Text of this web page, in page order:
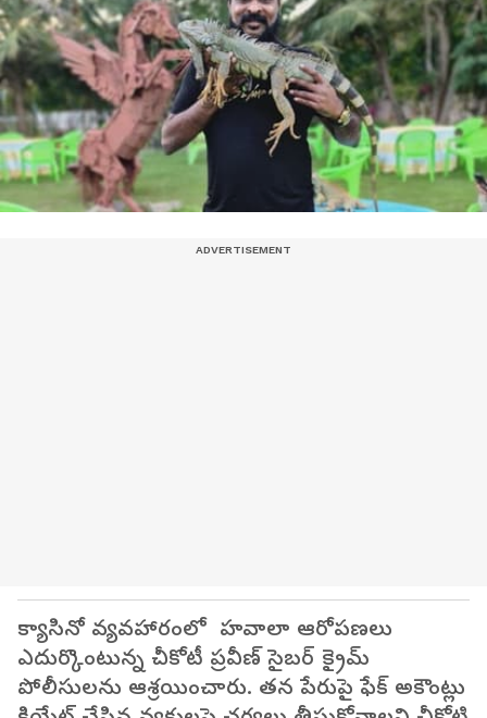
క్యాసినో వ్యవహారంలో హవాలా ఆరోపణలు
ఎదుర్కొంటున్న చీకోటీ ప్రవీణ్‌ సైబర్ క్రైమ్
పోలీసులను ఆశ్రయించారు. తన పేరుపై ఫేక్‌ అకౌంట్లు